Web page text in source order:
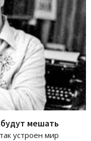
мешать
устроен мир